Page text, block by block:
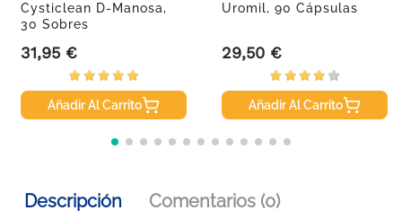
Cysticlean D-Manosa,
30 Sobres
Precio
31,95 €
Añadir Al Carrito
Uromil, 90 Cápsulas
Precio
29,50 €
Añadir Al Carrito
Descripción Comentarios (0)